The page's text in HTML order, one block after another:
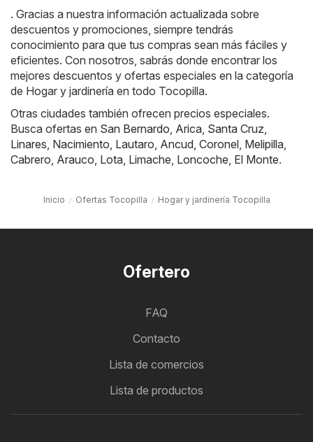
. Gracias a nuestra información actualizada sobre
descuentos y promociones, siempre tendrás
conocimiento para que tus compras sean más fáciles y
eficientes. Con nosotros, sabrás donde encontrar los
mejores descuentos y ofertas especiales en la categoría
de Hogar y jardinería en todo Tocopilla.
Otras ciudades también ofrecen precios especiales.
Busca ofertas en San Bernardo, Arica, Santa Cruz,
Linares, Nacimiento, Lautaro, Ancud, Coronel, Melipilla,
Cabrero, Arauco, Lota, Limache, Loncoche, El Monte.
Inicio Ofertas Tocopilla Hogar y jardinería Tocopilla
Ofertero
FAQ
Contacto
Lista de comercios
Lista de productos